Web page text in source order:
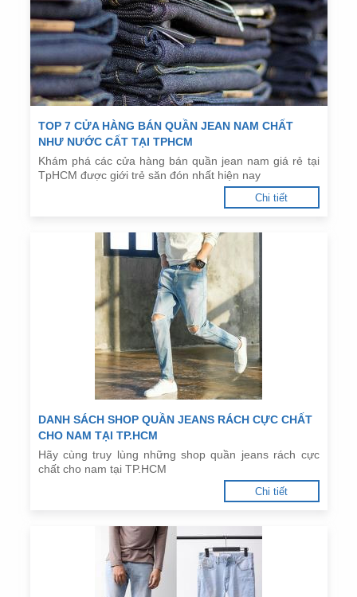
TOP 7 CỬA HÀNG BÁN QUẦN JEAN NAM CHẤT
NHƯ NƯỚC CẤT TẠI TPHCM
Khám phá các cửa hàng bán quần jean nam giá rẻ tại
TpHCM được giới trẻ săn đón nhất hiện nay
Chi tiết
DANH SÁCH SHOP QUẦN JEANS RÁCH CỰC CHẤT
CHO NAM TẠI TP.HCM
Hãy cùng truy lùng những shop quần jeans rách cực
chất cho nam tại TP.HCM
Chi tiết